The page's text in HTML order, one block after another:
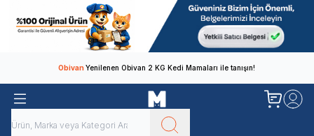
ObivanYenilenen Obivan 2 KG Kedi Mamaları ile tanışın!